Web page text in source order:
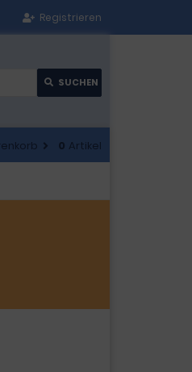
Registrieren
SUCHEN
0 Artikel